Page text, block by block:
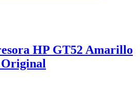
HP GT52 Amarillo
Original